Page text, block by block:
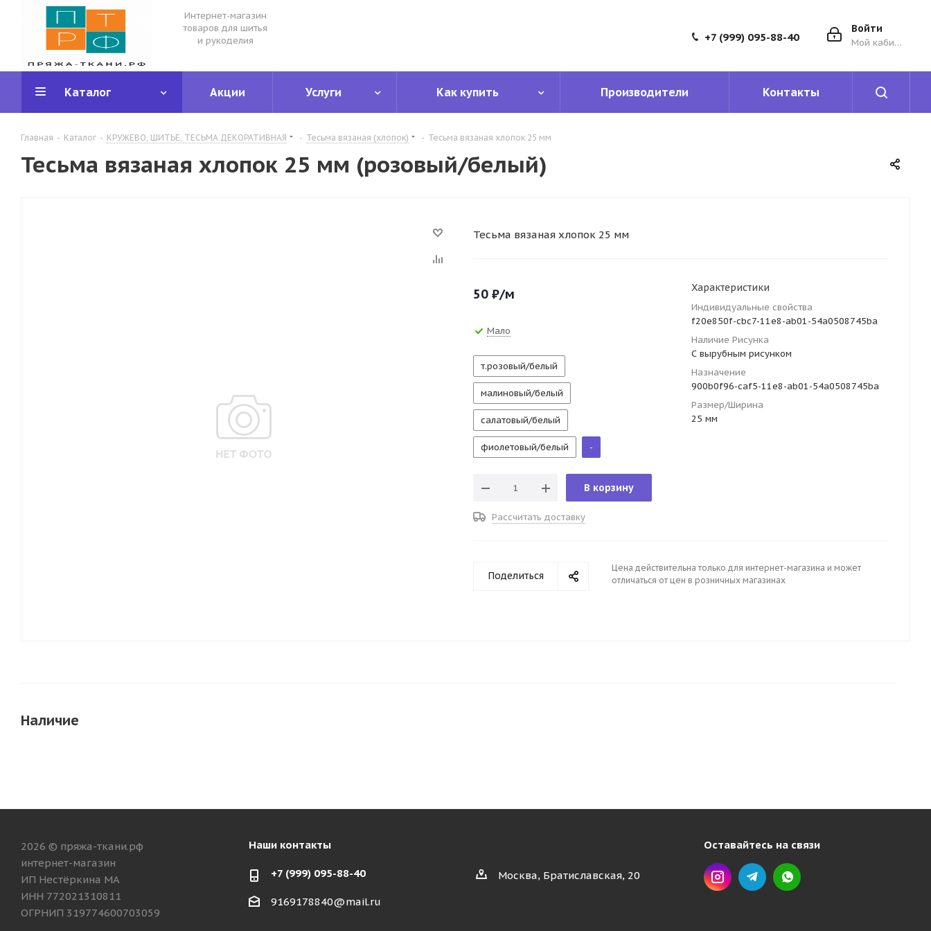
Интернет-магазин
товаров для шитья
и рукоделия
Войти
Мой кабинет
+7 (999) 095-88-40
Каталог Акции Услуги Как купить Производители Контакты
Главная - Каталог - КРУЖЕВО, ШИТЬЕ, ТЕСЬМА ДЕКОРАТИВНАЯ - Тесьма вязаная (хлопок) - Тесьма вязаная хлопок 25 мм
Тесьма вязаная хлопок 25 мм (розовый/белый)
Тесьма вязаная хлопок 25 мм
50 ₽/м
Мало
т.розовый/белый
малиновый/белый
салатовый/белый
фиолетовый/белый -
В корзину
Рассчитать доставку
Характеристики
Индивидуальные свойства
f20e850f-cbc7-11e8-ab01-54a0508745ba
Наличие Рисунка
С вырубным рисунком
Назначение
900b0f96-caf5-11e8-ab01-54a0508745ba
Размер/Ширина
25 мм
Поделиться
Цена действительна только для интернет-магазина и может
отличаться от цен в розничных магазинах
Наличие
2026 © пряжа-ткани.рф
интернет-магазин
ИП Нестёркина МА
ИНН 772021310811
ОГРНИП 319774600703059
Наши контакты
+7 (999) 095-88-40
9169178840@mail.ru
Москва, Братиславская, 20
Оставайтесь на связи